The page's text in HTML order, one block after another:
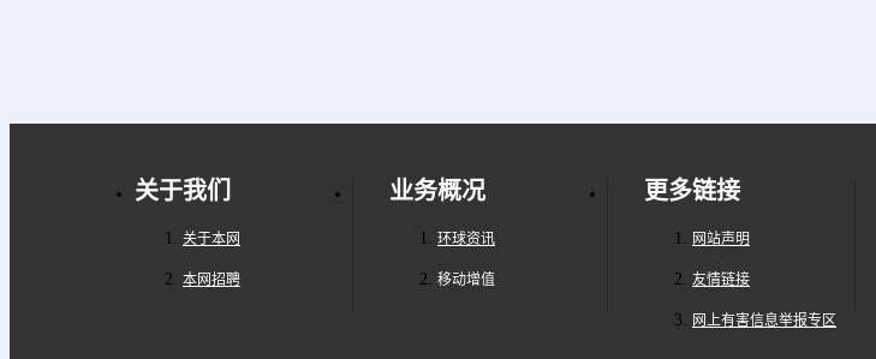
关于我们
关于本网
本网招聘
业务概况
环球资讯
移动增值
更多链接
网站声明
友情链接
网上有害信息举报专区